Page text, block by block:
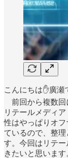
こんにちは✋廣瀬
前回から複数回
リテールメディ
性はやっぱりオ
ているので、整
す。今回はリテ
きたいと思います